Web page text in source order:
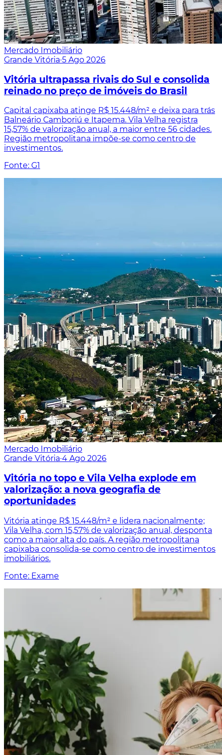
Mercado Imobiliário
Grande Vitória·5 Ago 2026
Vitória ultrapassa rivais do Sul e consolida
reinado no preço de imóveis do Brasil
Capital capixaba atinge R$ 15.448/m² e deixa para trás
Balneário Camboriú e Itapema. Vila Velha registra
15,57% de valorização anual, a maior entre 56 cidades.
Região metropolitana impõe-se como centro de
investimentos.
Fonte: G1
Mercado Imobiliário
Grande Vitória·4 Ago 2026
Vitória no topo e Vila Velha explode em
valorização: a nova geografia de
oportunidades
Vitória atinge R$ 15.448/m² e lidera nacionalmente;
Vila Velha, com 15,57% de valorização anual, desponta
como a maior alta do país. A região metropolitana
capixaba consolida-se como centro de investimentos
imobiliários.
Fonte: Exame